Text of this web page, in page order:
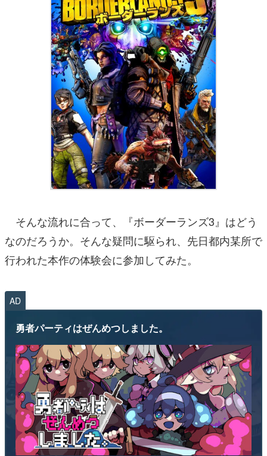
そんな流れに合って、『ボーダーランズ3』はどう
なのだろうか。そんな疑問に駆られ、先日都内某所で
行われた本作の体験会に参加してみた。
AD
勇者パーティはぜんめつしました。